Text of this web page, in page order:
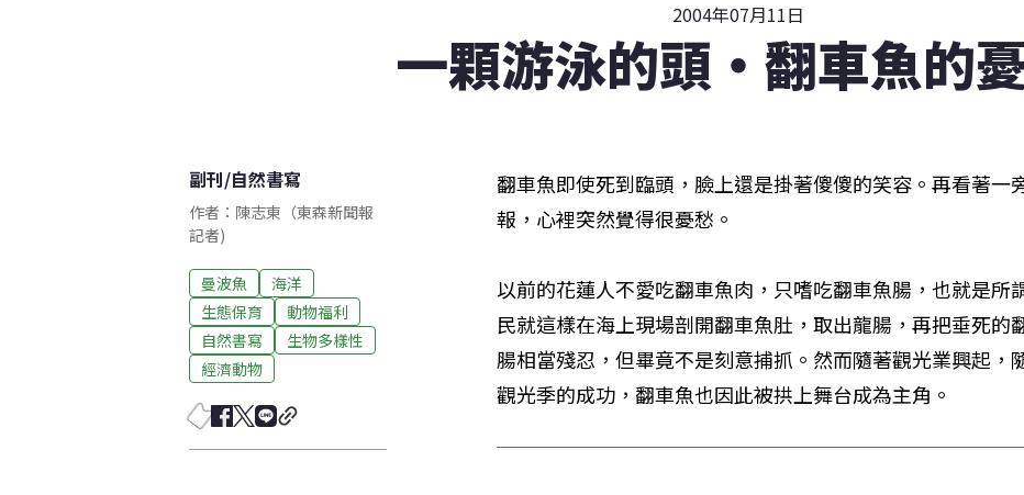
2004年07月11日
一顆游泳的頭‧翻車魚的
副刊/自然書寫
作者：陳志東（東森新聞報
記者)
曼波魚
海洋
生態保育
動物福利
自然書寫
生物多樣性
經濟動物
翻車魚即使死到臨頭，臉上還是掛著傻傻的笑容。再看著一
報，心裡突然覺得很憂愁。
以前的花蓮人不愛吃翻車魚肉，只嗜吃翻車魚腸，也就是所
民就這樣在海上現場剖開翻車魚肚，取出龍腸，再把垂死的
腸相當殘忍，但畢竟不是刻意捕抓。然而隨著觀光業興起，
觀光季的成功，翻車魚也因此被拱上舞台成為主角。